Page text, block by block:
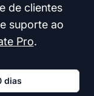
de clientes
suporte ao
Pro.
dias